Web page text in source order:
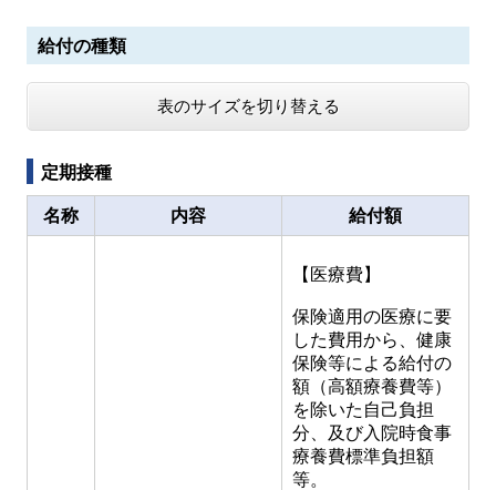
給付の種類
表のサイズを切り替える
定期接種
名称 内容 給付額
【医療費】
保険適用の医療に要
した費用から、健康
保険等による給付の
額（高額療養費等）
を除いた自己負担
分、及び入院時食事
療養費標準負担額
等。